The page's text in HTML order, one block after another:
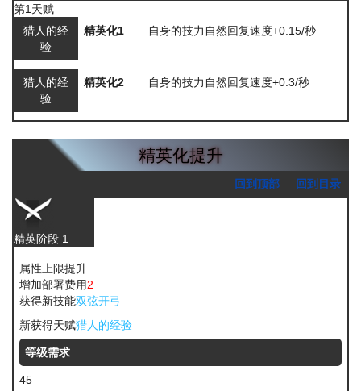
第1天赋
猎人的经
验
精英化1 自身的技力自然回复速度+0.15/秒
猎人的经
验
精英化2 自身的技力自然回复速度+0.3/秒
精英化提升
回到顶部 回到目录
精英阶段 1
属性上限提升
增加部署费用2
获得新技能双弦开弓
新获得天赋猎人的经验
等级需求
45